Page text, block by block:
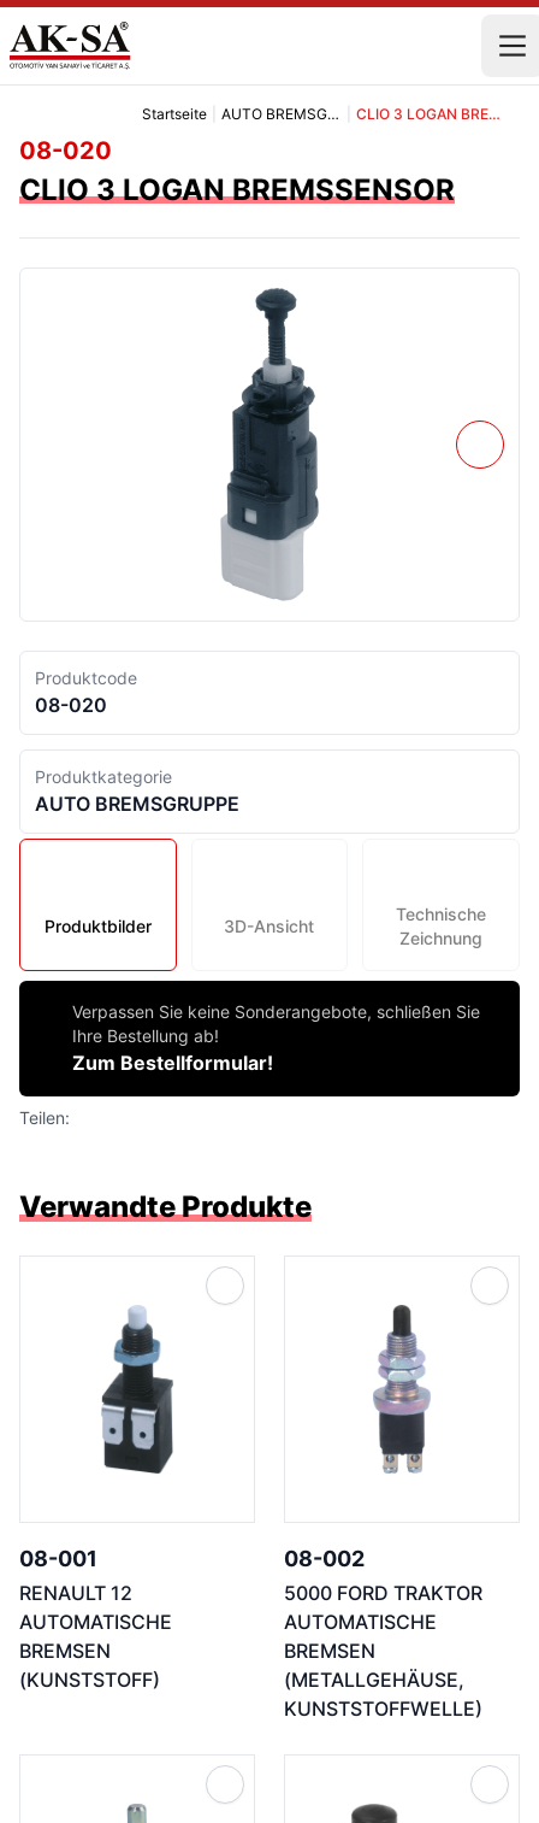
Startseite AUTO BREMSGRUPPE CLIO 3 LOGAN BREMSSENSOR
08-020
CLIO 3 LOGAN BREMSSENSOR
Produktcode
08-020
Produktkategorie
AUTO BREMSGRUPPE
Produktbilder 3D-Ansicht
Technische
Zeichnung
Verpassen Sie keine Sonderangebote, schließen Sie
Ihre Bestellung ab!
Zum Bestellformular!
Teilen:
Verwandte Produkte
08-001
RENAULT 12
AUTOMATISCHE
BREMSEN
(KUNSTSTOFF)
08-002
5000 FORD TRAKTOR
AUTOMATISCHE
BREMSEN
(METALLGEHÄUSE,
KUNSTSTOFFWELLE)